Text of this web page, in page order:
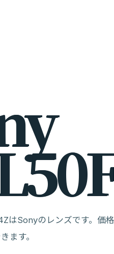
y
50
はSonyのレンズです。価
ます。